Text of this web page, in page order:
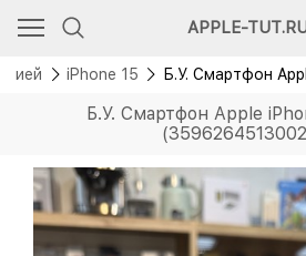
APPLE-
iPhone 15 Б.У. Смартфон
Б.У. Смартфон Apple